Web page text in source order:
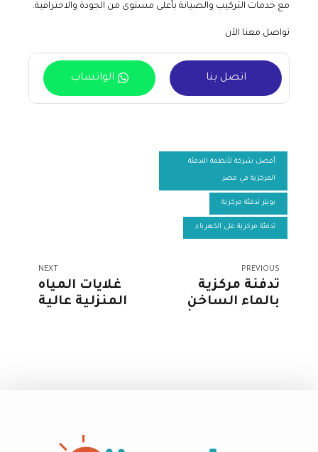
مع خدمات التركيب والصيانة بأعلى مستوى من الجودة والاحترافية.
تواصل معنا الآن
اتصل بنا الواتساب
أفضل شركة لأنظمة التدفئة
المركزية في مصر
بويلر تدفئة مركزية
تدفئة مركزية على الكهرباء
PREVIOUS
تدفئة مركزية
بالماء الساخن
NEXT
غلايات المياه
المنزلية عالية